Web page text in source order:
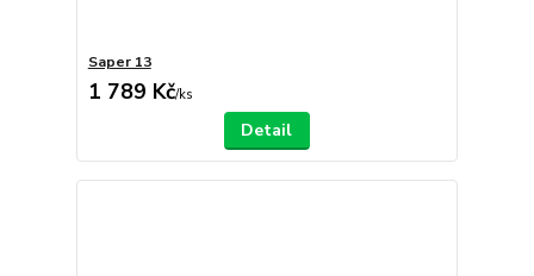
Saper 13
1 789 Kč/ks
Detail